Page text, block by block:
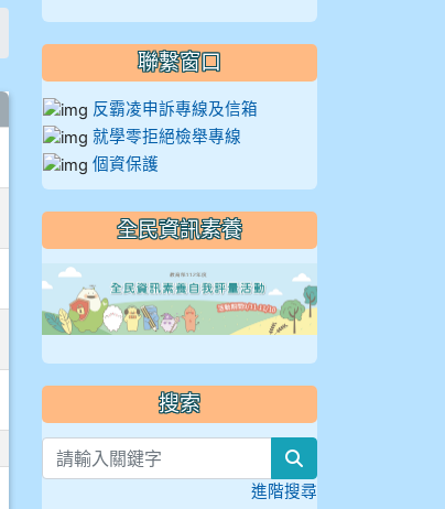
聯繫窗口
反霸凌申訴專線及信箱
就學零拒絕檢舉專線
個資保護
全民資訊素養
搜索
進階搜尋